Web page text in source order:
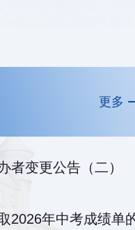
更多
者变更公告（二）
2026年中考成绩单